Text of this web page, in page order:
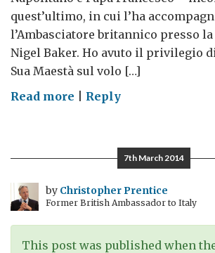
quest’ultimo, in cui l’ha
l’Ambasciatore britannico presso la
Nigel Baker. Ho avuto il privilegio
Sua Maestà sul volo […]
Read more on
incontra
Presidente
Napolitano
Reply
7th March 2014
by Christopher Prentice
Former British Ambassador to Italy
This post was published when